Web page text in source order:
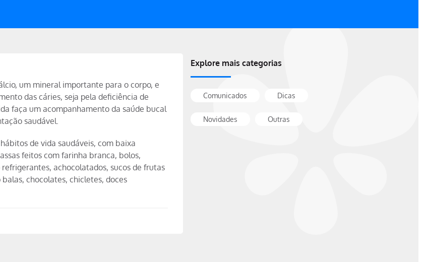
um mineral importante para o corpo, e
das cáries, seja pela deficiência de
faça um acompanhamento da saúde bucal
saudável.
de vida saudáveis, com baixa
feitos com farinha branca, bolos,
achocolatados, sucos de frutas
chocolates, chicletes, doces
Explore mais categorias
Comunicados Dicas
Novidades Outras